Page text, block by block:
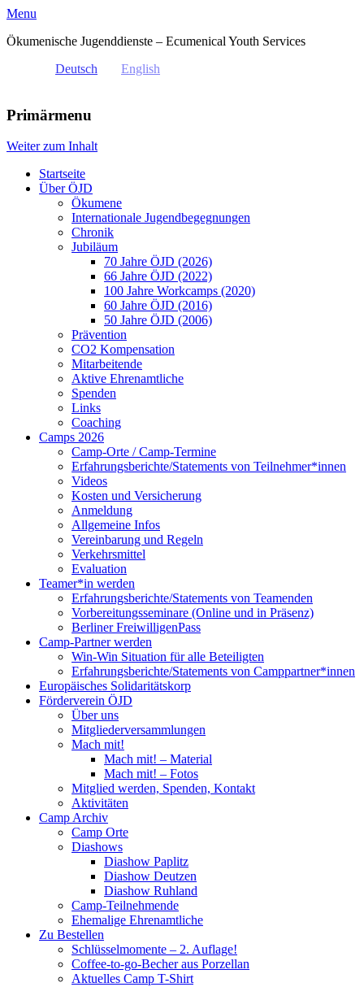
Menu
Ökumenische Jugenddienste – Ecumenical Youth Services
Deutsch
English
Primärmenu
Weiter zum Inhalt
Startseite
Über ÖJD
Ökumene
Internationale Jugendbegegnungen
Chronik
Jubiläum
70 Jahre ÖJD (2026)
66 Jahre ÖJD (2022)
100 Jahre Workcamps (2020)
60 Jahre ÖJD (2016)
50 Jahre ÖJD (2006)
Prävention
CO2 Kompensation
Mitarbeitende
Aktive Ehrenamtliche
Spenden
Links
Coaching
Camps 2026
Camp-Orte / Camp-Termine
Erfahrungsberichte/Statements von Teilnehmer*innen
Videos
Kosten und Versicherung
Anmeldung
Allgemeine Infos
Vereinbarung und Regeln
Verkehrsmittel
Evaluation
Teamer*in werden
Erfahrungsberichte/Statements von Teamenden
Vorbereitungsseminare (Online und in Präsenz)
Berliner FreiwilligenPass
Camp-Partner werden
Win-Win Situation für alle Beteiligten
Erfahrungsberichte/Statements von Camppartner*innen
Europäisches Solidaritätskorp
Förderverein ÖJD
Über uns
Mitgliederversammlungen
Mach mit!
Mach mit! – Material
Mach mit! – Fotos
Mitglied werden, Spenden, Kontakt
Aktivitäten
Camp Archiv
Camp Orte
Diashows
Diashow Paplitz
Diashow Deutzen
Diashow Ruhland
Camp-Teilnehmende
Ehemalige Ehrenamtliche
Zu Bestellen
Schlüsselmomente – 2. Auflage!
Coffee-to-go-Becher aus Porzellan
Aktuelles Camp T-Shirt